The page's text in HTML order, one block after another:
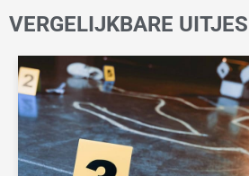
VERGELIJKBARE UITJES